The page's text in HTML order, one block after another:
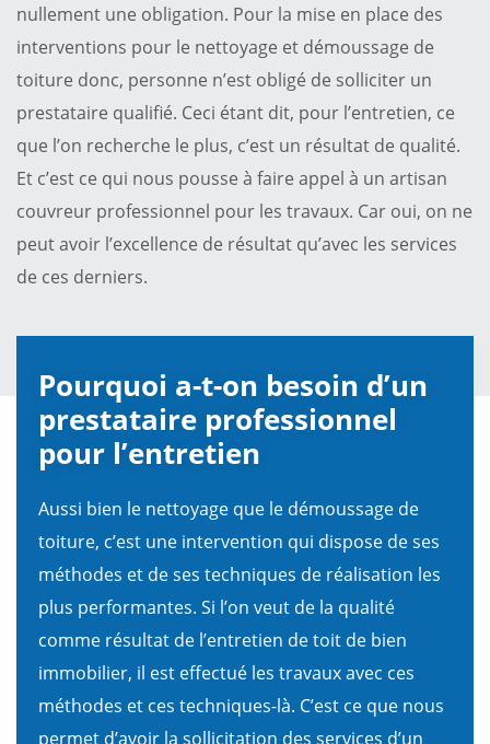
nullement une obligation. Pour la mise en place des
interventions pour le nettoyage et démoussage de
toiture donc, personne n’est obligé de solliciter un
prestataire qualifié. Ceci étant dit, pour l’entretien, ce
que l’on recherche le plus, c’est un résultat de qualité.
Et c’est ce qui nous pousse à faire appel à un artisan
couvreur professionnel pour les travaux. Car oui, on ne
peut avoir l’excellence de résultat qu’avec les services
de ces derniers.
Pourquoi a-t-on besoin d’un
prestataire professionnel
pour l’entretien
Aussi bien le nettoyage que le démoussage de
toiture, c’est une intervention qui dispose de ses
méthodes et de ses techniques de réalisation les
plus performantes. Si l’on veut de la qualité
comme résultat de l’entretien de toit de bien
immobilier, il est effectué les travaux avec ces
méthodes et ces techniques-là. C’est ce que nous
permet d’avoir la sollicitation des services d’un